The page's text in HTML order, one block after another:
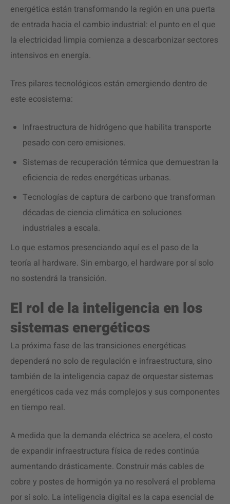
energética están transformando la región en una puerta
de entrada hacia el cambio industrial: el punto en el que
la electricidad limpia comienza a descarbonizar sectores
intensivos en energía.
Tres pilares tecnológicos están emergiendo dentro de
este ecosistema:
Infraestructura de hidrógeno que habilita transporte
pesado con cero emisiones.
Sistemas de recuperación térmica que demuestran la
eficiencia de redes energéticas urbanas.
Tecnologías de captura de carbono que transforman
décadas de ciencia climática en soluciones
industriales a escala.
Lo que estamos presenciando aquí es el paso de la
teoría al hardware. Sin embargo, el hardware por sí solo
no sostendrá la transición.
El rol de la inteligencia en los
sistemas energéticos
La próxima fase de las transiciones energéticas
dependerá no solo de regulación e infraestructura, sino
también de la inteligencia capaz de orquestar sistemas
energéticos cada vez más complejos y sus componentes
en tiempo real.
A medida que la demanda eléctrica se acelera, el costo
de expandir infraestructura física de redes continúa
aumentando drásticamente. Construir más cables de
cobre y postes de hormigón ya no resolverá el problema
por sí solo. La inteligencia digital es la capa esencial de